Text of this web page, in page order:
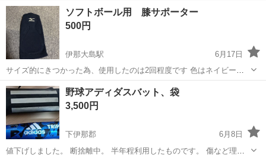
ソフトボール用 膝サポーター
500円
伊那大島駅
6月17日
サイズ的にきつかった為、使用したのは2回程度です 色はネイビーで
す長野 下伊那郡 伊那大島駅 ソフトボール
野球アディダスバット、袋
3,500円
下伊那郡
6月8日
値下げしました。 断捨離中。 半年程利用したものです。 傷など理解